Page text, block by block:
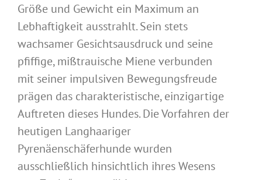
Größe und Gewicht ein Maximum an
Lebhaftigkeit ausstrahlt. Sein stets
wachsamer Gesichtsausdruck und seine
pfiffige, mißtrauische Miene verbunden
mit seiner impulsiven Bewegungsfreude
prägen das charakteristische, einzigartige
Auftreten dieses Hundes. Die Vorfahren der
heutigen Langhaariger
Pyrenäenschäferhunde wurden
ausschließlich hinsichtlich ihres Wesens